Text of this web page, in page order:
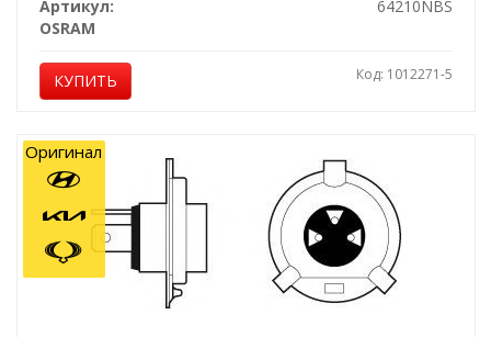
Артикул:
64210NBS
OSRAM
КУПИТЬ Код: 1012271-5
Оригинал